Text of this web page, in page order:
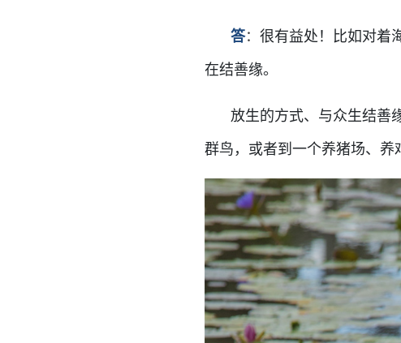
答： 很有益处！比如对着
在结善缘。
放生的方式、与众生结善
群鸟，或者到一个养猪场、养